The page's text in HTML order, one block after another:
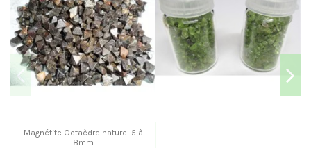
Magnétite Octaèdre naturel 5 à
8mm